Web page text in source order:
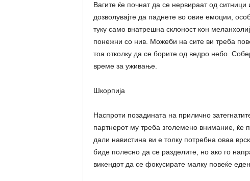
Вагите ќе почнат да се нервираат од
дозволувајте да паднете во овие емоции,
туку само внатрешна склоност кон
понежни со нив. Можеби на сите ви треба
тоа отколку да се борите од ведро небо.
време за уживање.
Шкорпија
Наспроти позадината на прилично
партнерот му треба зголемено внимание, ќе
дали навистина ви е толку потребна оваа
биде полесно да се разделите, но ако го
викендот да се фокусирате малку повеќе